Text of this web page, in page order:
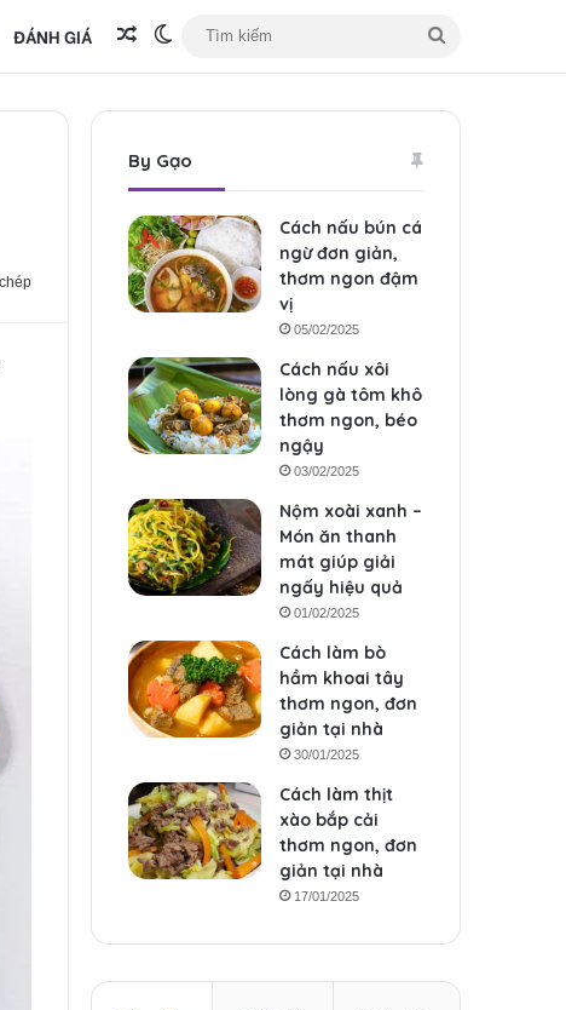
ĐÁNH GIÁ Bài viết ngẫu nhiên
Switch skin
kiếm
By Gạo
Cách nấu bún cá
ngừ đơn giản,
thơm ngon đậm
vị
05/02/2025
Cách nấu xôi
lòng gà tôm khô
thơm ngon, béo
ngậy
03/02/2025
Nộm xoài xanh –
Món ăn thanh
mát giúp giải
ngấy hiệu quả
01/02/2025
Cách làm bò
hầm khoai tây
thơm ngon, đơn
giản tại nhà
30/01/2025
Cách làm thịt
xào bắp cải
thơm ngon, đơn
giản tại nhà
17/01/2025